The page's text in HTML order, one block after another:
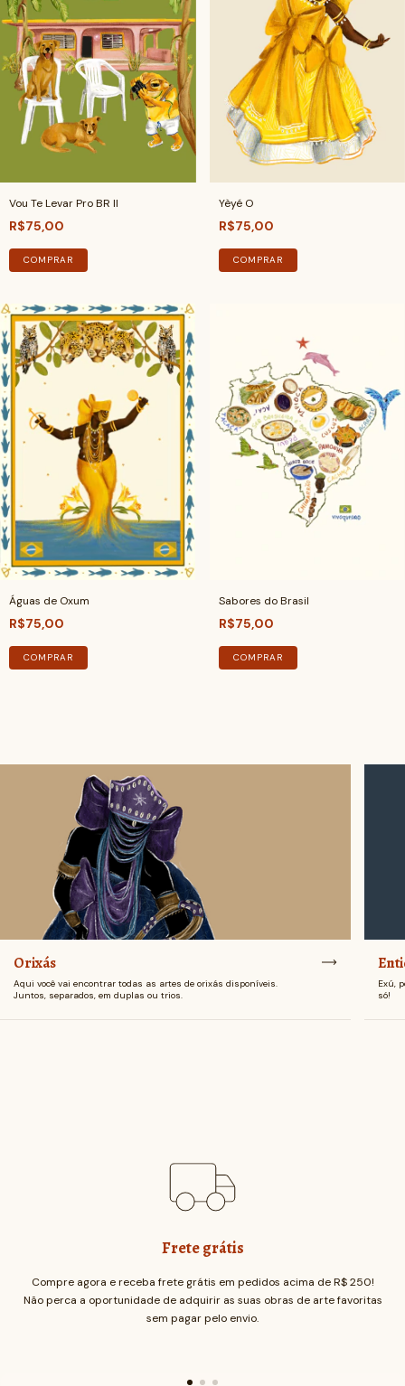
Vou Te Levar Pro BR II
R$75,00
COMPRAR
Yèyé O
R$75,00
COMPRAR
Águas de Oxum
R$75,00
COMPRAR
Sabores do Brasil
R$75,00
COMPRAR
Orixás
Aqui você vai encontrar todas as artes de orixás disponíveis.
Juntos, separados, em duplas ou trios.
Exú,
só!
Frete grátis
Compre agora e receba frete grátis em pedidos acima de R$ 250!
Não perca a oportunidade de adquirir as suas obras de arte favoritas
sem pagar pelo envio.